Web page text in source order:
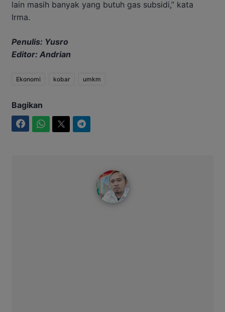
lain masih banyak yang butuh gas subsidi,” kata
Irma.
Penulis: Yusro
Editor: Andrian
Ekonomi kobar umkm
Bagikan